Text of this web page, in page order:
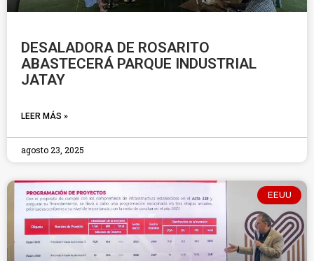
DESALADORA DE ROSARITO
ABASTECERÁ PARQUE INDUSTRIAL
JATAY
LEER MÁS »
agosto 23, 2025
EEUU